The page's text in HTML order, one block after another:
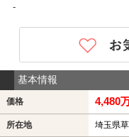
-
基本情報
価格 4,480
所在地 埼玉県